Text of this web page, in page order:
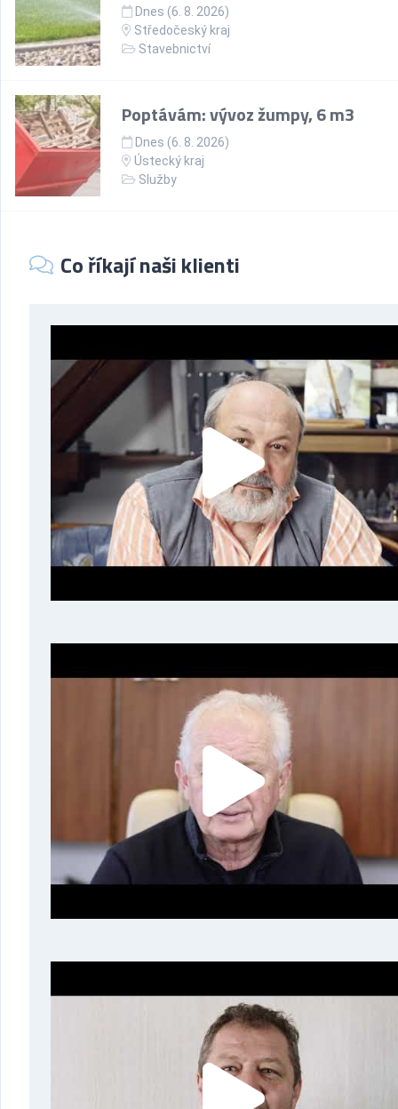
Dnes (6. 8. 2026)
Středočeský kraj
Stavebnictví
Poptávám: vývoz žumpy, 6 m3
Dnes (6. 8. 2026)
Ústecký kraj
Služby
Co říkají naši klienti